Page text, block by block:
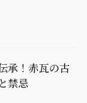
承！赤瓦の古
禁忌